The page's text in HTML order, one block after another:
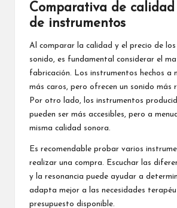
Comparativa de
de instrumentos
Al comparar la calidad y el precio de
sonido, es fundamental considerar el
fabricación. Los instrumentos hechos a
más caros, pero ofrecen un sonido más
Por otro lado, los instrumentos
pueden ser más accesibles, pero a
misma calidad sonora.
Es recomendable probar varios
realizar una compra. Escuchar las
y la resonancia puede ayudar a
adapta mejor a las necesidades
presupuesto disponible.